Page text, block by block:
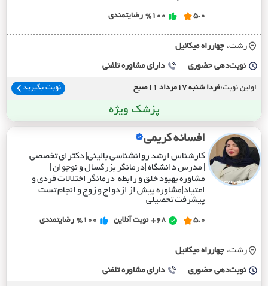
5.0
%100 رضایتمندی
رشت، چهارراه ميکائيل
نوبت‌دهی حضوری دارای مشاوره تلفنی
اولین نوبت:فردا شنبه 17مرداد 11صبح نوبت بگیرید
پزشک ویژه
افسانه کریمی
کارشناس ارشد روانشناسی بالینی| دکترای تخصصی
| مدرس دانشگاه |درمانگر بزرگسال و نوجوان |
مشاوره بهبود خلق و رابطه| درمانگر اختلالات‌ فردی و
اعتیاد|مشاوره پیش از ازدواج و زوج و انجام تست |
پیشرفت تحصیلی
5.0
68+ نوبت آنلاین %100 رضایتمندی
رشت، چهارراه ميکائيل
نوبت‌دهی حضوری دارای مشاوره تلفنی